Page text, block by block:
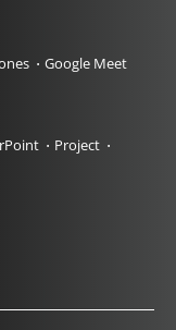
Google Meet
Project